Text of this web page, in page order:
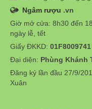
Ngâm rượu .vn
Giờ mở cửa: 8h30 đến
ngày lễ, tết
Giấy ĐKKD: 01F8009741
Đại diện: Phùng Khánh
Đăng ký lần đầu 27/9/
Xuân